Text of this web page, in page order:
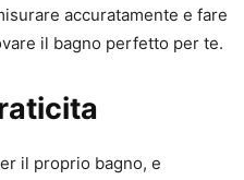
accuratamente e fare
il bagno perfetto per te.
il proprio bagno, e